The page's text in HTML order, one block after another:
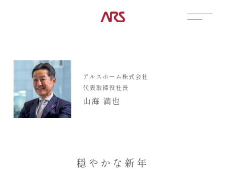
展示場
見学会
資料請求
POSTS
アルスホーム株式会社
代表取締役社長
山海 満也
穏やかな新年